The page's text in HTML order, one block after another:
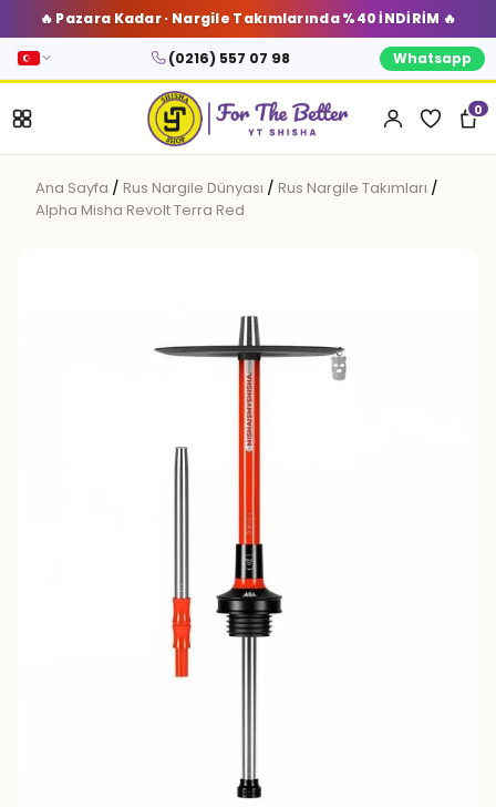
🔥 Pazara Kadar · Nargile Takımlarında %40 İNDİRİM 🔥
(0216) 557 07 98 Whatsapp
0
Ana Sayfa / Rus Nargile Dünyası / Rus Nargile Takımları /
Alpha Misha Revolt Terra Red